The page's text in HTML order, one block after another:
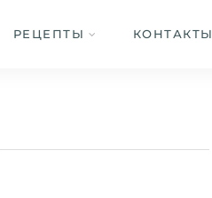
РЕЦЕПТЫ КОНТАКТЫ